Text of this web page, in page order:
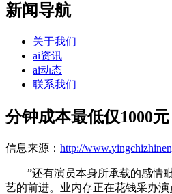
新闻导航
关于我们
ai资讯
ai动态
联系我们
分钟成本最低仅1000元
信息来源： http://
”还有演员本身所承载的感情毗
艺的前进。业内存正在花钱采办